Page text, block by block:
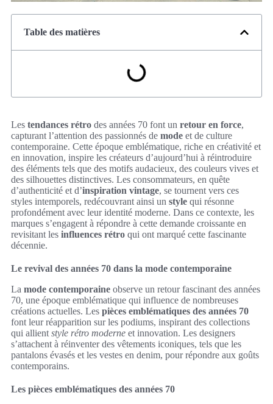
Table des matières
Les tendances rétro des années 70 font un retour en force,
capturant l’attention des passionnés de mode et de culture
contemporaine. Cette époque emblématique, riche en créativité et
en innovation, inspire les créateurs d’aujourd’hui à réintroduire
des éléments tels que des motifs audacieux, des couleurs vives et
des silhouettes distinctives. Les consommateurs, en quête
d’authenticité et d’inspiration vintage, se tournent vers ces
styles intemporels, redécouvrant ainsi un style qui résonne
profondément avec leur identité moderne. Dans ce contexte, les
marques s’engagent à répondre à cette demande croissante en
revisitant les influences rétro qui ont marqué cette fascinante
décennie.
Le revival des années 70 dans la mode contemporaine
La mode contemporaine observe un retour fascinant des années
70, une époque emblématique qui influence de nombreuses
créations actuelles. Les pièces emblématiques des années 70
font leur réapparition sur les podiums, inspirant des collections
qui allient style rétro moderne et innovation. Les designers
s’attachent à réinventer des vêtements iconiques, tels que les
pantalons évasés et les vestes en denim, pour répondre aux goûts
contemporains.
Les pièces emblématiques des années 70